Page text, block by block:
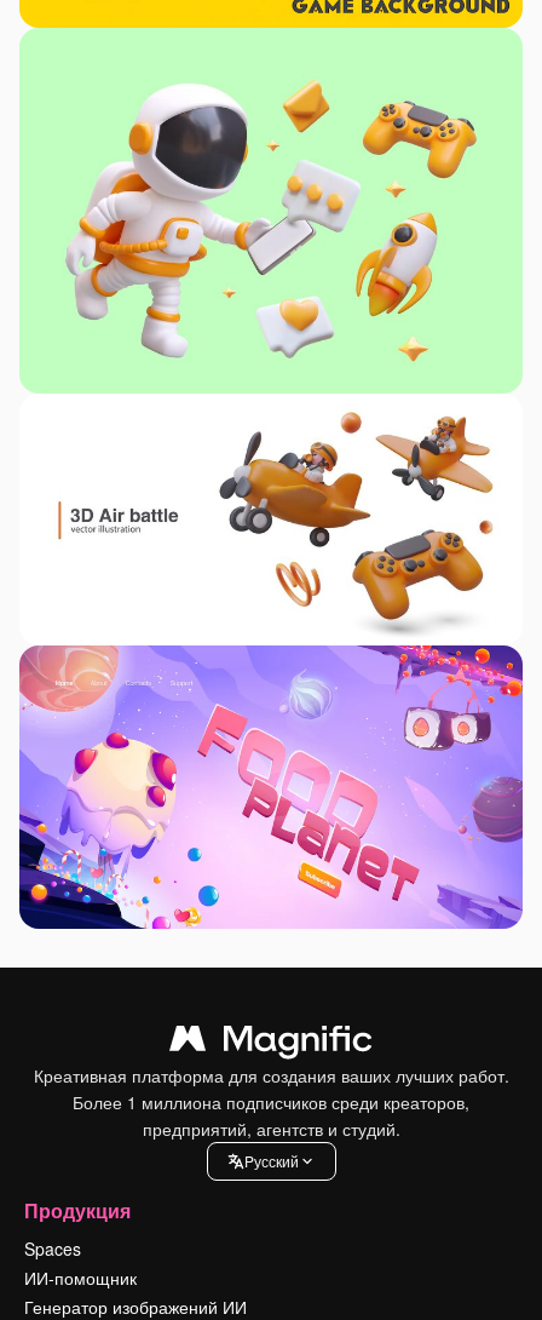
Креативная платформа для создания ваших лучших работ.
Более 1 миллиона подписчиков среди креаторов,
предприятий, агентств и студий.
Pусский
Продукция
Spaces
ИИ-помощник
Генератор изображений ИИ